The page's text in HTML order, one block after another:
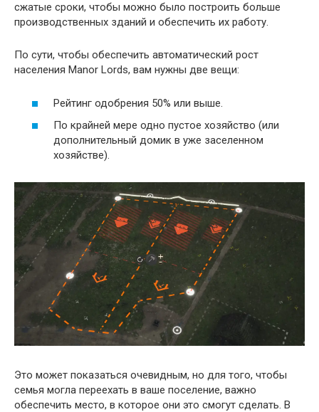
сжатые сроки, чтобы можно было построить больше
производственных зданий и обеспечить их работу.
По сути, чтобы обеспечить автоматический рост
населения Manor Lords, вам нужны две вещи:
Рейтинг одобрения 50% или выше.
По крайней мере одно пустое хозяйство (или
дополнительный домик в уже заселенном
хозяйстве).
Это может показаться очевидным, но для того, чтобы
семья могла переехать в ваше поселение, важно
обеспечить место, в которое они это смогут сделать. В